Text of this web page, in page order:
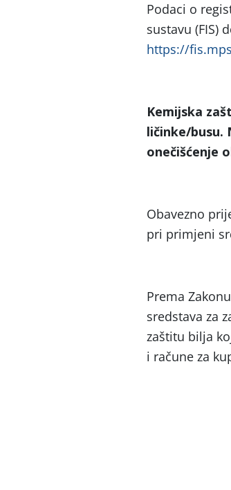
Podaci o
sustavu (FIS)
https://
Kemijska
ličinke/busu.
onečišćenje
Obavezno
pri primjeni
Prema
sredstava za
zaštitu bilja
i račune za